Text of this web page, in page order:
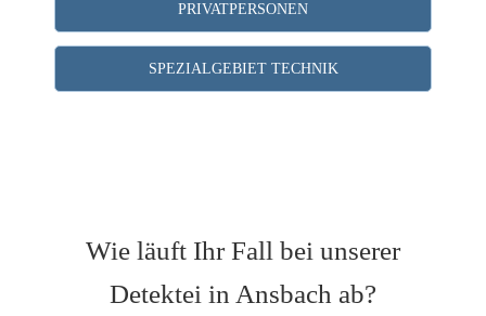
PRIVATPERSONEN
SPEZIALGEBIET TECHNIK
Wie läuft Ihr Fall bei unserer
Detektei in Ansbach ab?